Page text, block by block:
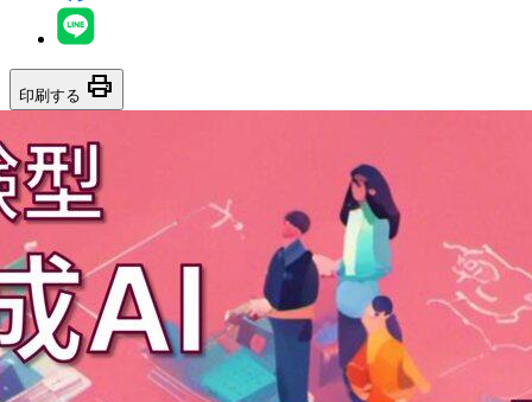
印刷する print